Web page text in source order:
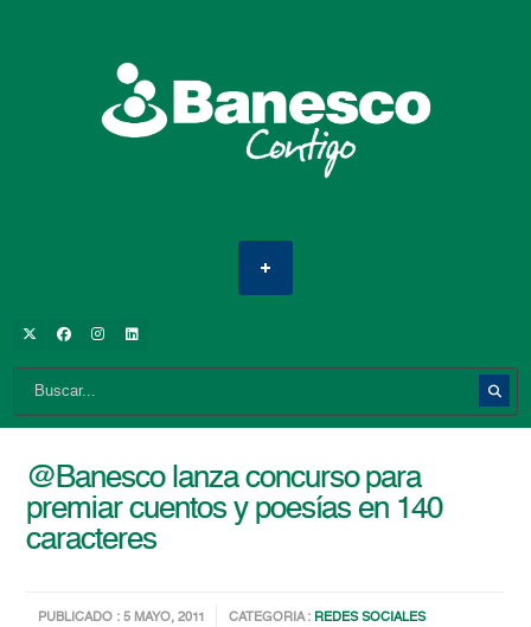
@Banesco lanza concurso para
premiar cuentos y poesías en 140
caracteres
PUBLICADO : 5 MAYO, 2011 CATEGORIA : REDES SOCIALES